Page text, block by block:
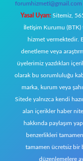
forumhizmeti@gmail.com
Yasal Uyarı: Sitemiz,
İletişim Kurumu (BTK)
hizmet vermektedir.
denetleme veya
üyelerimiz yazdıkları
olarak bu sorumluluğu
marka, kurum veya
Sitede yalnızca kendi
alan içerikler haber
hakkında paylaşım
benzerlikleri
tamamen ücretsiz bir
düzenlemelere